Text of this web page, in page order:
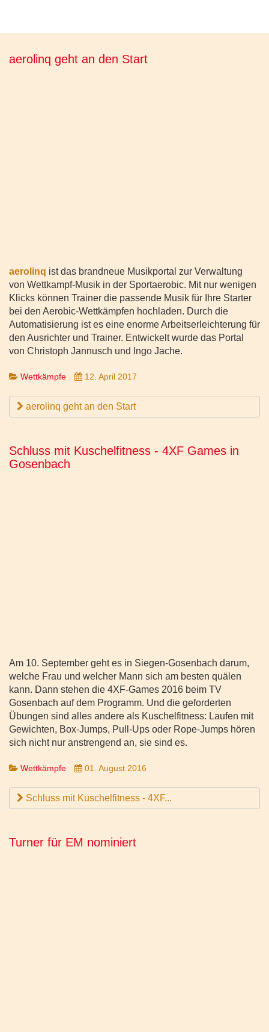
aerolinq geht an den Start
aerolinq ist das brandneue Musikportal zur Verwaltung
von Wettkampf-Musik in der Sportaerobic. Mit nur wenigen
Klicks können Trainer die passende Musik für Ihre Starter
bei den Aerobic-Wettkämpfen hochladen. Durch die
Automatisierung ist es eine enorme Arbeitserleichterung für
den Ausrichter und Trainer. Entwickelt wurde das Portal
von Christoph Jannusch und Ingo Jache.
Wettkämpfe 12. April 2017
aerolinq geht an den Start
Schluss mit Kuschelfitness - 4XF Games in
Gosenbach
Am 10. September geht es in Siegen-Gosenbach darum,
welche Frau und welcher Mann sich am besten quälen
kann. Dann stehen die 4XF-Games 2016 beim TV
Gosenbach auf dem Programm. Und die geforderten
Übungen sind alles andere als Kuschelfitness: Laufen mit
Gewichten, Box-Jumps, Pull-Ups oder Rope-Jumps hören
sich nicht nur anstrengend an, sie sind es.
Wettkämpfe 01. August 2016
Schluss mit Kuschelfitness - 4XF...
Turner für EM nominiert